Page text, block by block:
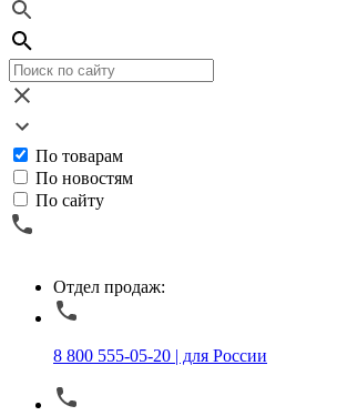
По товарам
По новостям
По сайту
Отдел продаж:
8 800 555-05-20 | для России